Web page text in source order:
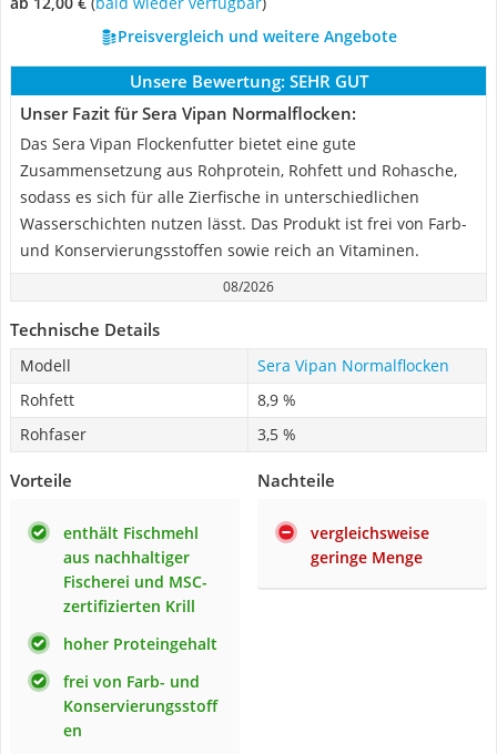
Preisvergleich und weitere Angebote
Unsere Bewertung: SEHR GUT
Unser Fazit für Sera Vipan Normalflocken:
Das Sera Vipan Flockenfutter bietet eine gute
Zusammensetzung aus Rohprotein, Rohfett und Rohasche,
sodass es sich für alle Zierfische in unterschiedlichen
Wasserschichten nutzen lässt. Das Produkt ist frei von Farb-
und Konservierungsstoffen sowie reich an Vitaminen.
08/2026
Technische Details
Modell
Sera Vipan Normalflocken
Rohfett
8,9 %
Rohfaser
3,5 %
Vorteile
enthält Fischmehl
aus nachhaltiger
Fischerei und MSC-
zertifizierten Krill
hoher Proteingehalt
frei von Farb- und
Konservierungsstoff
en
Nachteile
vergleichsweise
geringe Menge